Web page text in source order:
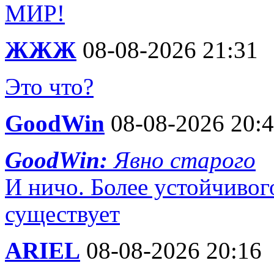
МИР!
ЖЖЖ 08-08-2026 21:31
Это что?
GoodWin 08-08-2026
GoodWin:Явно старого
И ничо. Более
существует
ARIEL 08-08-2026 20:16